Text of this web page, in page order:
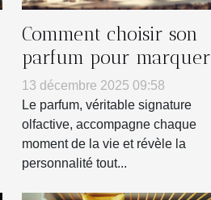
Comment choisir son
parfum pour marquer
chaque saison ?
13 décembre 2025 09:58
Le parfum, véritable signature
olfactive, accompagne chaque
moment de la vie et révèle la
personnalité tout...